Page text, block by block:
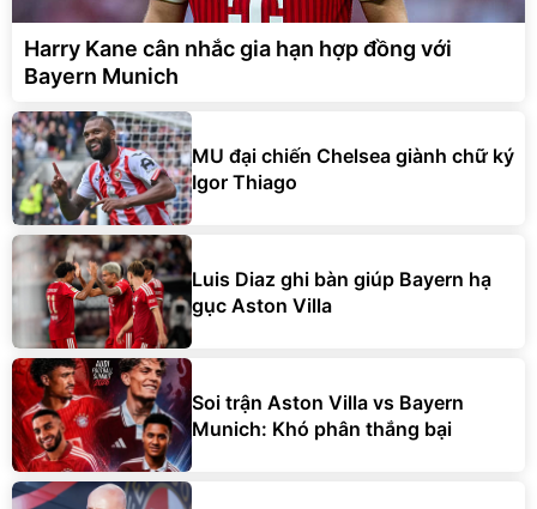
Harry Kane cân nhắc gia hạn hợp đồng với
Bayern Munich
MU đại chiến Chelsea giành chữ ký
Igor Thiago
Luis Diaz ghi bàn giúp Bayern hạ
gục Aston Villa
Soi trận Aston Villa vs Bayern
Munich: Khó phân thắng bại